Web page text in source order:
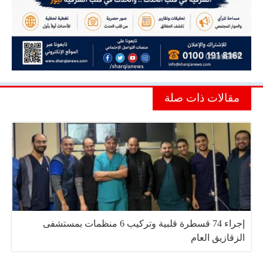
مقالات ذات صلة
إجراء 74 قسطرة قلبية وتركيب 6 منظمات بمستشفى
الزقازيق العام